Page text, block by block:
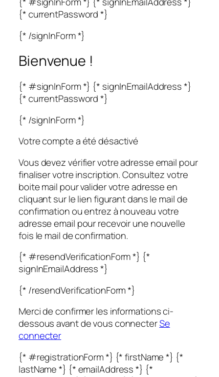
{* currentPassword *}
{* /signInForm *}
Bienvenue !
{* #signInForm *} {* signInEmailAddress *}
{* currentPassword *}
{* /signInForm *}
Votre compte a été désactivé
Vous devez vérifier votre adresse email pour
finaliser votre inscription. Consultez votre
boite mail pour valider votre adresse en
cliquant sur le lien figurant dans le mail de
confirmation ou entrez à nouveau votre
adresse email pour recevoir une nouvelle
fois le mail de confirmation.
{* #resendVerificationForm *} {*
signInEmailAddress *}
{* /resendVerificationForm *}
Merci de confirmer les informations ci-
dessous avant de vous connecterSe
connecter
{* #registrationForm *} {* firstName *} {*
lastName *} {* emailAddress *} {*